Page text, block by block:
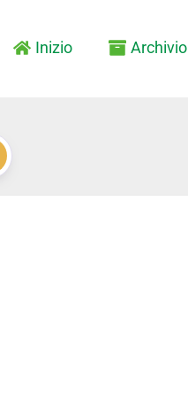
Inizio Archivio